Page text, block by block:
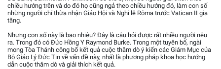
chiều hướng trên và do đó họ cũng ngả theo chiều hướng đó, làm con số
những người chỉ thừa nhận Giáo Hội và Nghi lễ Rôma trước Vatican II gia
tăng.
Nhưng con số này là bao nhiêu? Đây là câu hỏi được rất nhiều người nêu
ra. Trong đó có Đức Hồng Y Raymond Burke. Trong một tuyên bố, ngài
mong Tòa Thánh công bố kết quả cuộc thăm dò ý kiến các Giám Mục của
Bộ Giáo Lý Đức Tin về vấn đề này, nhất là phương pháp khoa học hướng
dẫn cuộc thăm dò và giải thích kết quả.